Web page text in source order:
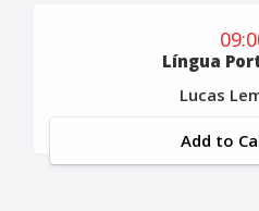
Língua
Lucas
Add to